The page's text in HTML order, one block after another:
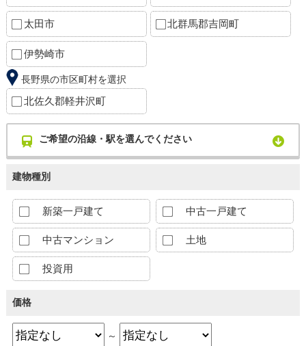
太田市 北群馬郡吉岡町
伊勢崎市
長野県の市区町村を選択
北佐久郡軽井沢町
ご希望の沿線・駅を選んでください
建物種別
新築一戸建て 中古一戸建て
中古マンション 土地
投資用
価格
～